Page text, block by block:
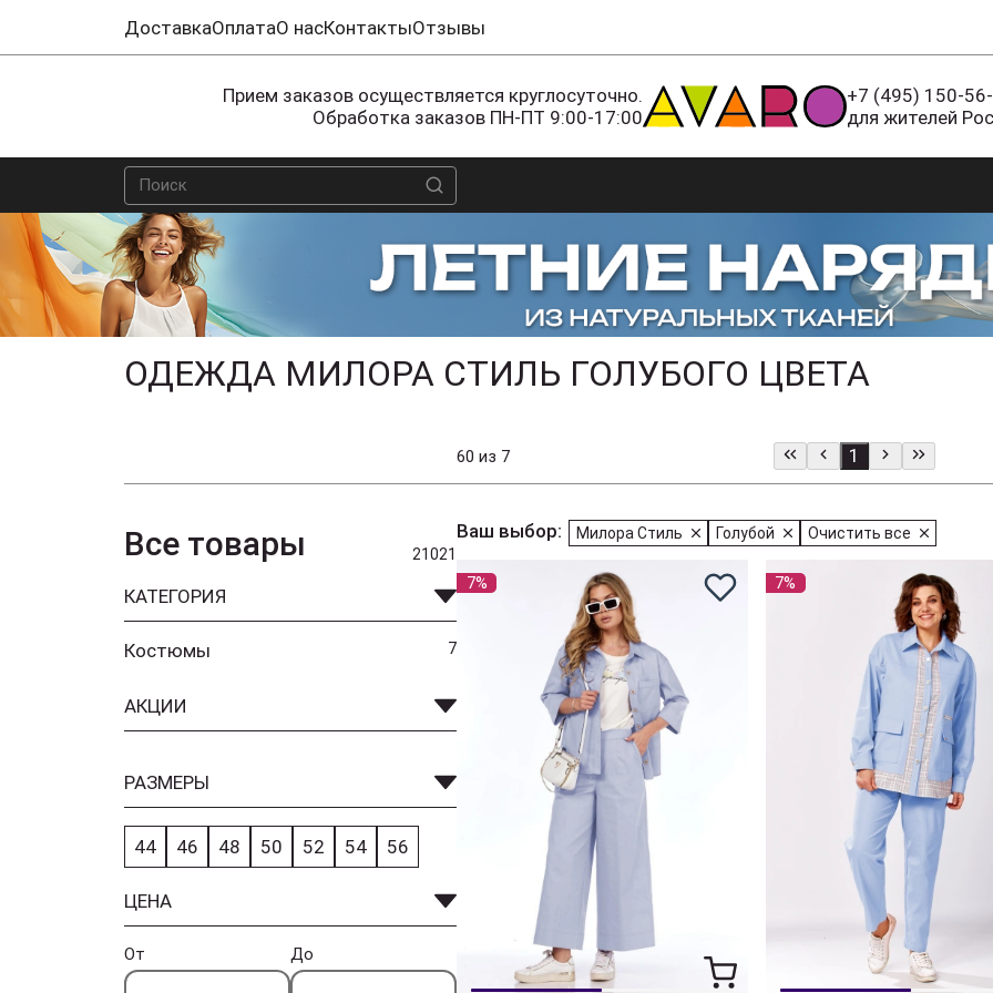
ДоставкаОплатаО насКонтактыОтзывы
Прием заказов осуществляется круглосуточно.
Обработка заказов ПН-ПТ 9:00-17:00
+7 (495) 150-
для жителей
ОДЕЖДА МИЛОРА СТИЛЬ ГОЛУБОГО ЦВЕТА
60 из 7 1
Все товары 21021
КАТЕГОРИЯ
Костюмы 7
АКЦИИ
РАЗМЕРЫ
44 46 48 50 52 54 56
ЦЕНА
От До
Ваш выбор: Милора Стиль Голубой Очистить все
7% 7%